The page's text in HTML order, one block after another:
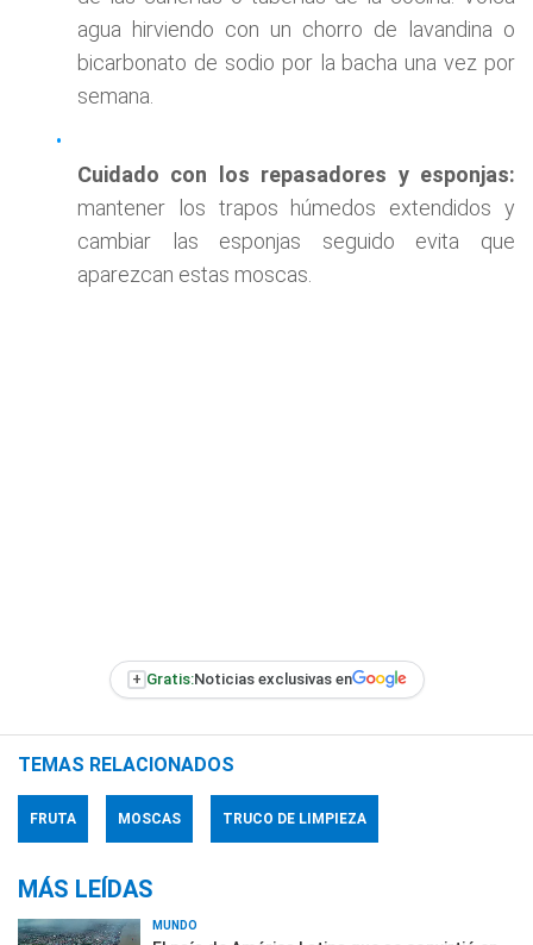
agua hirviendo con un chorro de lavandina o
bicarbonato de sodio por la bacha una vez por
semana.
Cuidado con los repasadores y esponjas:
mantener los trapos húmedos extendidos y
cambiar las esponjas seguido evita que
aparezcan estas moscas.
+ Gratis:Noticias exclusivas en
TEMAS RELACIONADOS
FRUTA MOSCAS TRUCO DE LIMPIEZA
MÁS LEÍDAS
MUNDO